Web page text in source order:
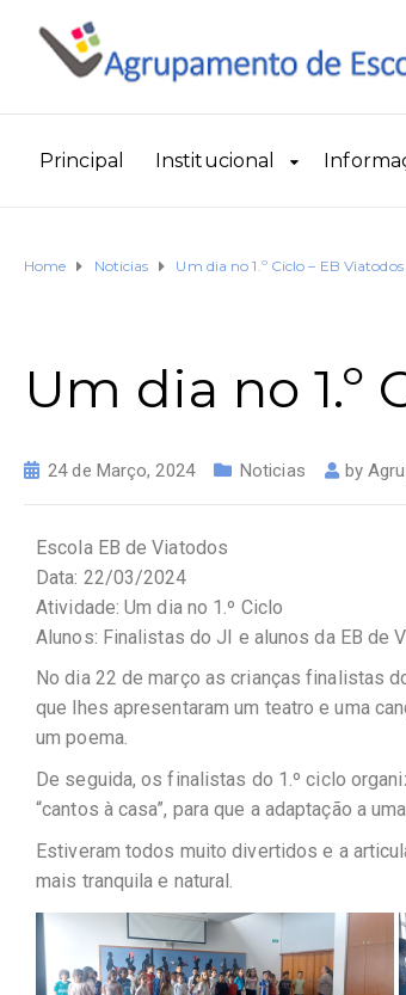
Principal Institucional
Home Noticias Um dia no 1.º Ciclo – EB Viatodos
Um dia no 1.º
24 de Março, 2024 Noticias by
Escola EB de Viatodos
Data: 22/03/2024
Atividade: Um dia no 1.º Ciclo
Alunos: Finalistas do JI e alunos da EB de
No dia 22 de março as crianças finalistas
que lhes apresentaram um teatro e uma
um poema.
De seguida, os finalistas do 1.º ciclo
“cantos à casa”, para que a adaptação a
Estiveram todos muito divertidos e a
mais tranquila e